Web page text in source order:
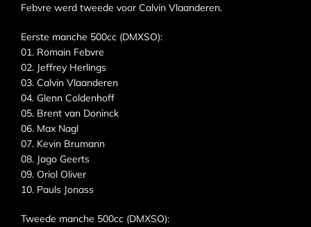
Febvre werd tweede voor Calvin Vlaanderen.
Eerste manche 500cc (DMXSO):
01. Romain Febvre
02. Jeffrey Herlings
03. Calvin Vlaanderen
04. Glenn Coldenhoff
05. Brent van Doninck
06. Max Nagl
07. Kevin Brumann
08. Jago Geerts
09. Oriol Oliver
10. Pauls Jonass
Tweede manche 500cc (DMXSO):